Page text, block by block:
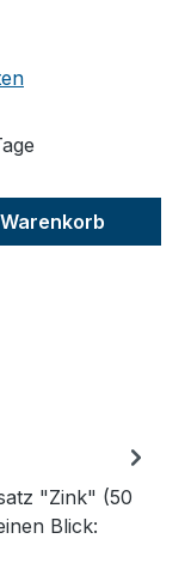
"Zink" (50
Blick: